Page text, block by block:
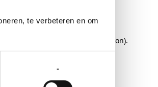
te verbeteren en om
-
for more information).